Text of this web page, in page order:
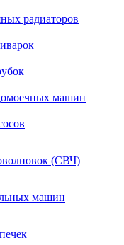
радиаторов
машин